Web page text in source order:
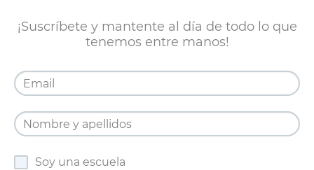
¡Suscríbete y mantente al día de todo lo que
tenemos entre manos!
Soy una escuela